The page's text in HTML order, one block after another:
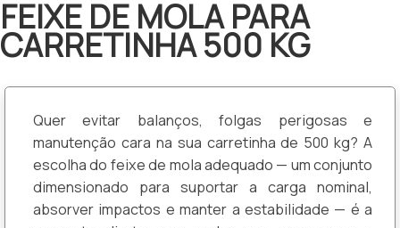
FEIXE DE MOLA PARA
CARRETINHA 500 KG
Quer evitar balanços, folgas perigosas e
manutenção cara na sua carretinha de 500 kg? A
escolha do feixe de mola adequado — um conjunto
dimensionado para suportar a carga nominal,
absorver impactos e manter a estabilidade — é a